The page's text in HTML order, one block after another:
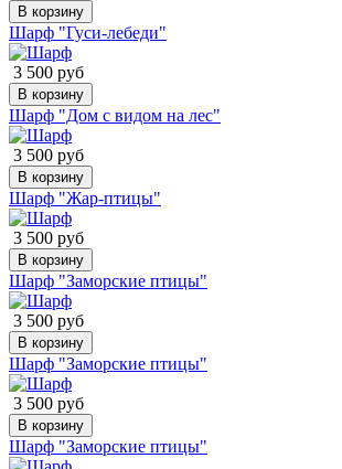
В корзину
Шарф "Гуси-лебеди"
3 500 руб
В корзину
Шарф "Дом с видом на лес"
3 500 руб
В корзину
Шарф "Жар-птицы"
3 500 руб
В корзину
Шарф "Заморские птицы"
3 500 руб
В корзину
Шарф "Заморские птицы"
3 500 руб
В корзину
Шарф "Заморские птицы"